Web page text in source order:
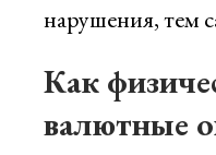
нарушения, тем
Как
валютные